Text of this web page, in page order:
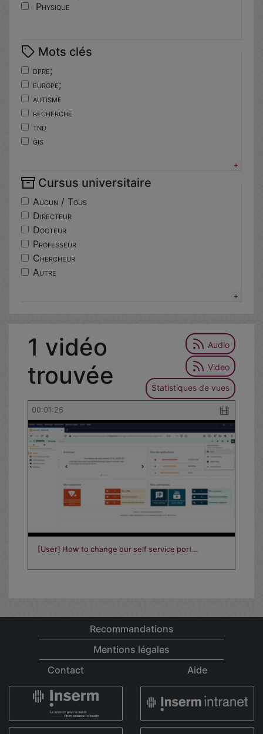
1 vidéo
trouvée
Audio
Video
Statistiques de vues
00:01:26
[User] How to change our self service port…
Physique
Mots clés
dpre;
europe;
autisme
recherche
tnd
gis
neuro-developpement
translationnelle
centres
lorier
excellence
ethique
responsable
environnementale
Cursus universitaire
Aucun / Tous
Directeur
Docteur
Professeur
Chercheur
Autre
Recommandations
Mentions légales
Contact
Aide